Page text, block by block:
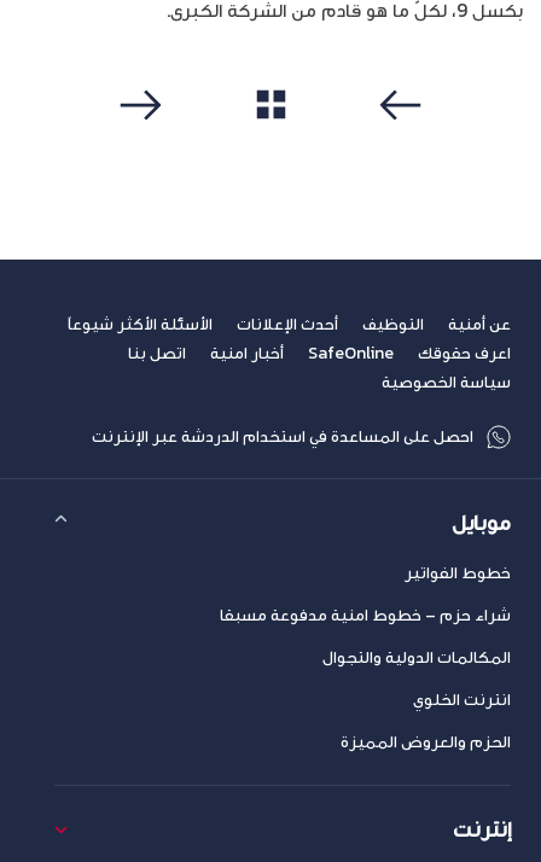
بكسل 9، لكلّ ما هو قادم من الشركة الكبرى.
عن أمنية التوظيف أحدث الإعلانات
الأسئلة الأكثر شيوعاً
اعرف حقوقك
SafeOnline أخبار امنية
اتصل بنا
سياسة الخصوصية
احصل على المساعدة في استخدام الدردشة عبر الإنترنت
موبايل
خطوط الفواتير
شراء حزم – خطوط امنية مدفوعة مسبقا
المكالمات الدولية والتجوال
انترنت الخلوي
الحزم والعروض المميزة
إنترنت